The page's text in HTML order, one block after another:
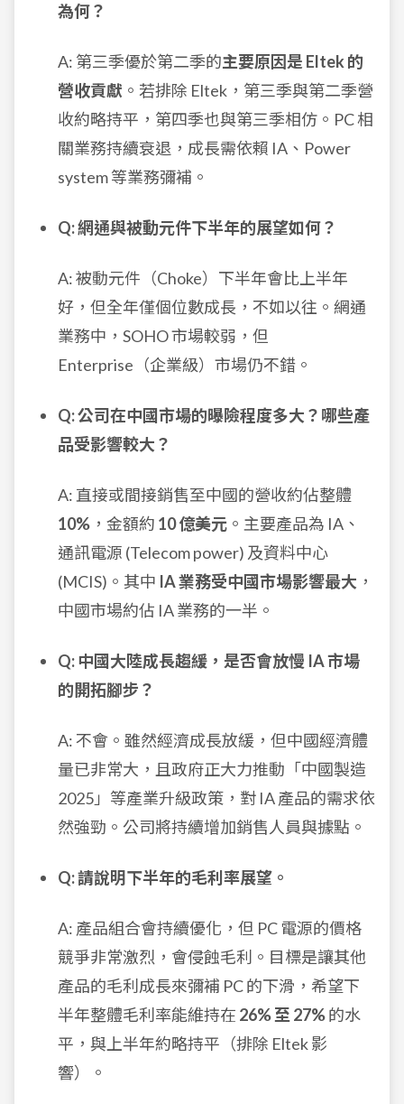
為何？
A: 第三季優於第二季的主要原因是 Eltek 的
營收貢獻 。若排除 Eltek，第三季與第二季營
收約略持平，第四季也與第三季相仿。PC 相
關業務持續衰退，成長需依賴 IA、Power
system 等業務彌補。
Q: 網通與被動元件下半年的展望如何？
A: 被動元件（Choke）下半年會比上半年
好，但全年僅個位數成長，不如以往。網通
業務中，SOHO 市場較弱，但
Enterprise（企業級）市場仍不錯。
Q: 公司在中國市場的曝險程度多大？哪些產
品受影響較大？
A: 直接或間接銷售至中國的營收約佔整體
10% ，金額約 10 億美元 。主要產品為 IA、
通訊電源 (Telecom power) 及資料中心
(MCIS)。其中 IA 業務受中國市場影響最大 ，
中國市場約佔 IA 業務的一半。
Q: 中國大陸成長趨緩，是否會放慢 IA 市場
的開拓腳步？
A: 不會。雖然經濟成長放緩，但中國經濟體
量已非常大，且政府正大力推動「中國製造
2025」等產業升級政策，對 IA 產品的需求依
然強勁。公司將持續增加銷售人員與據點。
Q: 請說明下半年的毛利率展望。
A: 產品組合會持續優化，但 PC 電源的價格
競爭非常激烈，會侵蝕毛利。目標是讓其他
產品的毛利成長來彌補 PC 的下滑，希望下
半年整體毛利率能維持在 26% 至 27%的水
平，與上半年約略持平（排除 Eltek 影
響）。